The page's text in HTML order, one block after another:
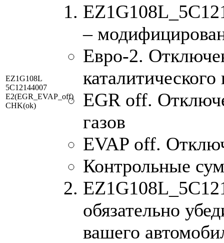
EZ1G108L
5C12144007
E2(EGR_EVAP_off)
CHK(ok)
–
Евро-2.
EGR off.
газов
EVAP off.
Контрольные
обязательно
вашего